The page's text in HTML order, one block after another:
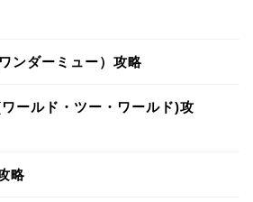
ンダーミュー）攻略
ールド・ツー・ワールド)攻
略